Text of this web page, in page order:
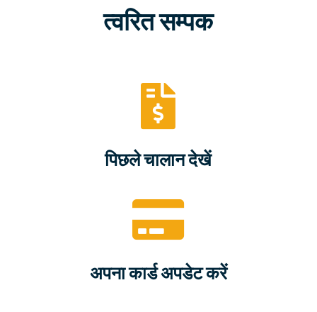
त्वरित सम्पक

पिछले चालान देखें

अपना कार्ड अपडेट करें